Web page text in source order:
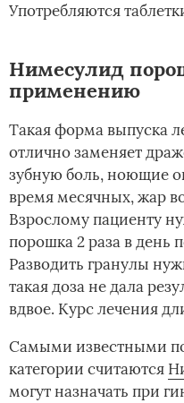
Употребляются
Нимесулид
применению
Такая форма выпуска
отлично заменяет
зубную боль, ноющие
время месячных, жар
Взрослому пациенту
порошка 2 раза в день
Разводить гранулы
такая доза не дала
вдвое. Курс лечения
Самыми известными
категории считаются
могут назначать при